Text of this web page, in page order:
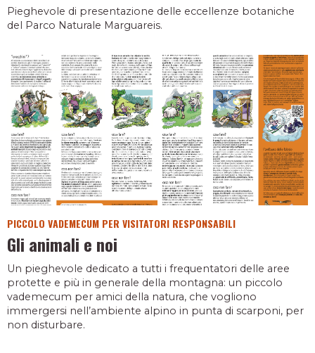
Pieghevole di presentazione delle eccellenze botaniche
del Parco Naturale Marguareis.
PICCOLO VADEMECUM PER VISITATORI RESPONSABILI
Gli animali e noi
Un pieghevole dedicato a tutti i frequentatori delle aree
protette e più in generale della montagna: un piccolo
vademecum per amici della natura, che vogliono
immergersi nell’ambiente alpino in punta di scarponi, per
non disturbare.